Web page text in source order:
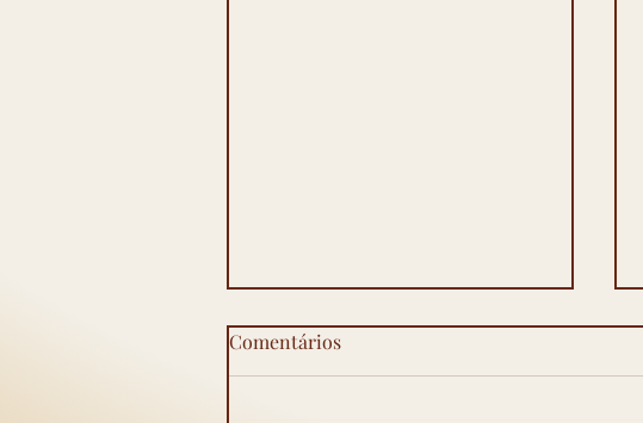
Especialista em hérnia
inguinal na Serra-ES:
Comentários